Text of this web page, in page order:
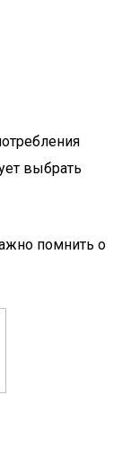
выбрать
помнить о